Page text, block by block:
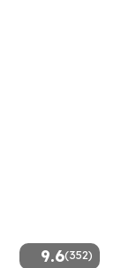
9.6(352)